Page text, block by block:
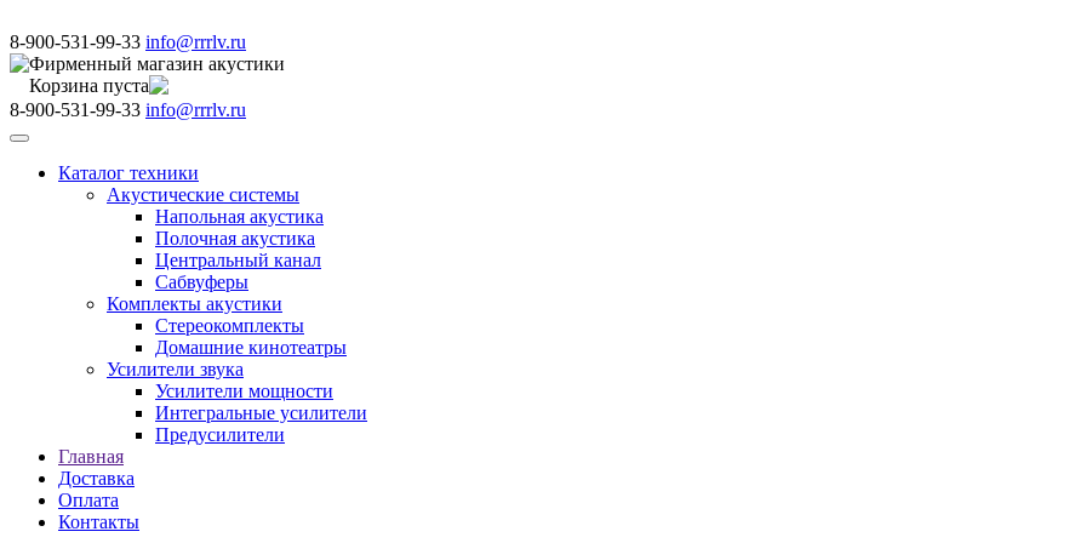
8-900-531-99-33 info@rrrlv.ru
Фирменный магазин акустики
Корзина пуста
8-900-531-99-33 info@rrrlv.ru
Меню
Каталог техники
Акустические системы
Напольная акустика
Полочная акустика
Центральный канал
Сабвуферы
Комплекты акустики
Стереокомплекты
Домашние кинотеатры
Усилители звука
Усилители мощности
Интегральные усилители
Предусилители
Главная
Доставка
Оплата
Контакты